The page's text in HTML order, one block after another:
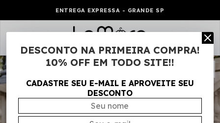
ENTREGA EXPRESSA - GRANDE SP
0
DESCONTO NA PRIMEIRA COMPRA!
10% OFF EM TODO SITE!!
CADASTRE SEU E-MAIL E APROVEITE SEU
DESCONTO